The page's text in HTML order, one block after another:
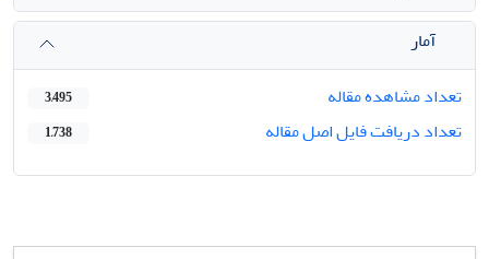
آمار
تعداد مشاهده مقاله
3,495
تعداد دریافت فایل اصل مقاله 1,738